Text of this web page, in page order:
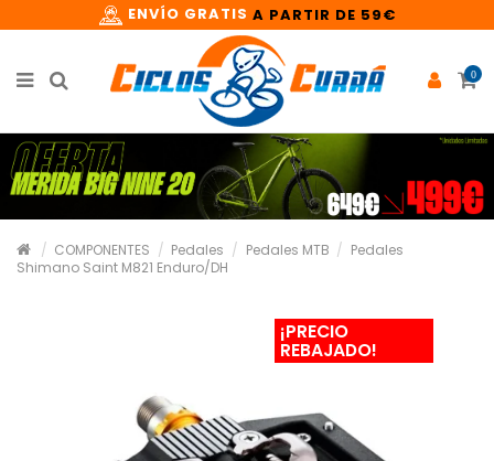
ENVÍO GRATIS A PARTIR DE 59€
0
COMPONENTES Pedales Pedales MTB
Pedales
Shimano Saint M821 Enduro/DH
¡PRECIO
REBAJADO!